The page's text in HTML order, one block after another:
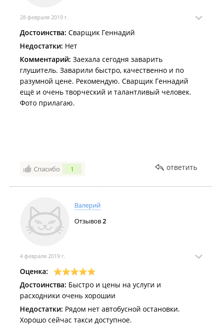
заставить их устранить свои косяки. Берегите
свое авто от таких мастеров!
28 февраля 2019 г.
Достоинства: Сварщик Геннадий
Недостатки: Нет
Комментарий: Заехала сегодня заварить
глушитель. Заварили быстро, качественно и по
разумной цене. Рекомендую. Сварщик Геннадий
ещё и очень творческий и талантливый человек.
Фото прилагаю.
Спасибо 1 ответить
Валерий
Отзывов2
4 февраля 2019 г.
Оценка:
Достоинства: Быстро и цены на услуги и
расходники очень хорошии
Недостатки: Рядом нет автобусной остановки.
Хорошо сейчас такси доступное.